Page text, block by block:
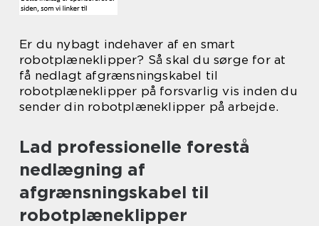
Er du nybagt indehaver af en smart
robotplæneklipper? Så skal du sørge for at
få nedlagt afgrænsningskabel til
robotplæneklipper på forsvarlig vis inden du
sender din robotplæneklipper på arbejde.
Lad professionelle forestå
nedlægning af
afgrænsningskabel til
robotplæneklipper